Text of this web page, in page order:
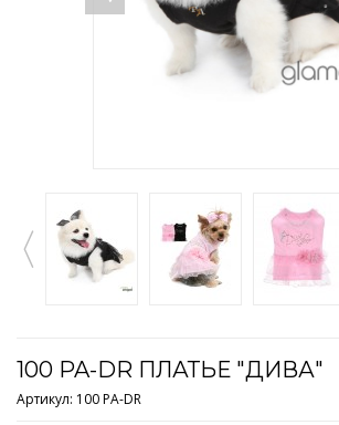
100 PA-DR ПЛАТЬЕ "ДИВА"
Артикул: 100 PA-DR